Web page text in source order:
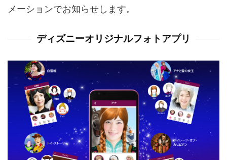
メーションでお知らせします。
ディズニーオリジナルフォトアプリ